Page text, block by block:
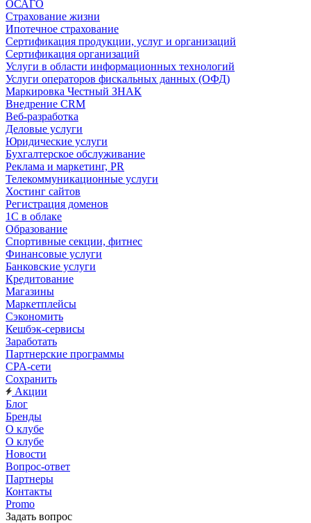
ОСАГО
Страхование жизни
Ипотечное страхование
Сертификация продукции, услуг и организаций
Сертификация организаций
Услуги в области информационных технологий
Услуги операторов фискальных данных (ОФД)
Маркировка Честный ЗНАК
Внедрение CRM
Веб-разработка
Деловые услуги
Юридические услуги
Бухгалтерское обслуживание
Реклама и маркетинг, PR
Телекоммуникационные услуги
Хостинг сайтов
Регистрация доменов
1С в облаке
Образование
Спортивные секции, фитнес
Финансовые услуги
Банковские услуги
Кредитование
Магазины
Маркетплейсы
Сэкономить
Кешбэк-сервисы
Заработать
Партнерские программы
CPA-сети
Сохранить
Акции
Блог
Бренды
О клубе
О клубе
Новости
Вопрос-ответ
Партнеры
Контакты
Promo
Задать вопрос